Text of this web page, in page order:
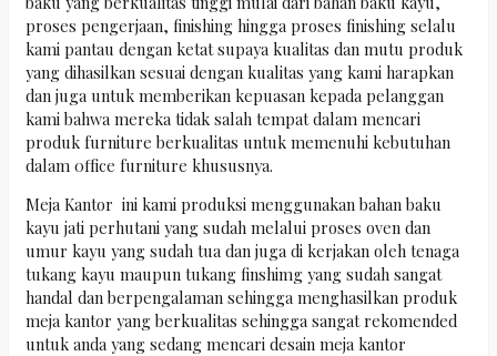
proses pengerjaan, finishing hingga proses finishing selalu
kami pantau dengan ketat supaya kualitas dan mutu produk
yang dihasilkan sesuai dengan kualitas yang kami harapkan
dan juga untuk memberikan kepuasan kepada pelanggan
kami bahwa mereka tidak salah tempat dalam mencari
produk furniture berkualitas untuk memenuhi kebutuhan
dalam 0ffice furniture khususnya.
Meja Kantor ini kami produksi menggunakan bahan baku
kayu jati perhutani yang sudah melalui proses oven dan
umur kayu yang sudah tua dan juga di kerjakan oleh tenaga
tukang kayu maupun tukang finshimg yang sudah sangat
handal dan berpengalaman sehingga menghasilkan produk
meja kantor yang berkualitas sehingga sangat rekomended
untuk anda yang sedang mencari desain meja kantor